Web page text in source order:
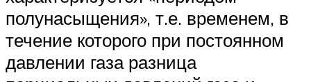
полунасыщения», т.е. временем, в
течение которого при постоянном
давлении газа разница